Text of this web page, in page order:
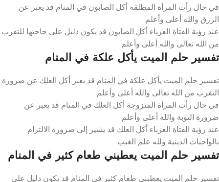
في حال رأت المرأة المطلقة أكل الصابون في المنام قد يعبر عن
الرزق والله أعلى وأعلم
عند رؤية الفتاة العزباء أكل الصابون قد يكون دليل على حاجتها للتقرب
من الله تعالى والله أعلى وأعلم
تفسير حلم الميت يأكل علكة في المنام
تفسير حلم الميت يأكل علكة في المنام قد يعبر أكل العلك عن ضرورة
التقرب من الله تعالى والله أعلى وأعلم
في حال رأت المرأة المتزوجة أكل العلك في المنام قد يعبر عن
ضرورة التوبة والله أعلى وأعلم
عند رؤية الفتاة العزباء أكل العلك قد يشير إلى ضرورة الالتزام
بالواجبات الدينية ولله علم الغيب
تفسير حلم الميت يعطيني طعام كثير في المنام
تفسير حلم الميت يعطيني طعام كثير في المنام قد يكون دليل على